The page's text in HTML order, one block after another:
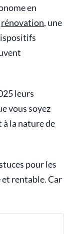
en
rénovation, une
leurs
vous soyez
la nature de
pour les
rentable. Car